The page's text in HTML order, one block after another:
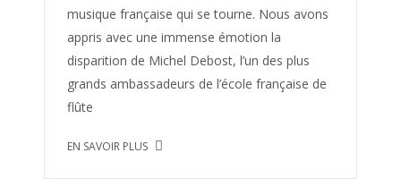
musique française qui se tourne. Nous avons
appris avec une immense émotion la
disparition de Michel Debost, l’un des plus
grands ambassadeurs de l’école française de
flûte
EN SAVOIR PLUS